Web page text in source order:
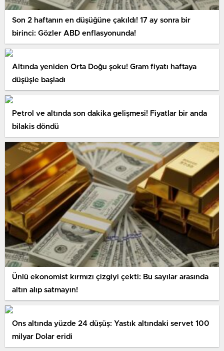
Son 2 haftanın en düşüğüne çakıldı! 17 ay sonra bir
birinci: Gözler ABD enflasyonunda!
Altında yeniden Orta Doğu şoku! Gram fiyatı haftaya
düşüşle başladı
Petrol ve altında son dakika gelişmesi! Fiyatlar bir anda
bilakis döndü
Ünlü ekonomist kırmızı çizgiyi çekti: Bu sayılar arasında
altın alıp satmayın!
Ons altında yüzde 24 düşüş: Yastık altındaki servet 100
milyar Dolar eridi